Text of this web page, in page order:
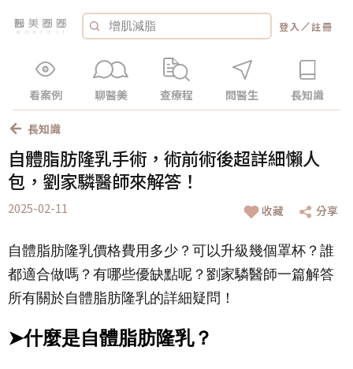
登入 ／註冊
看案例 聊醫美 查療程 問醫生 長知識
長知識
自體脂肪隆乳手術，術前術後超詳細懶人
包，劉家驎醫師來解答！
2025-02-11 收藏 分享
自體脂肪隆乳價格費用多少？可以升級幾個罩杯？誰
都適合做嗎？有哪些優缺點呢？劉家驎醫師一篇解答
所有關於自體脂肪隆乳的詳細疑問！
➤什麼是自體脂肪隆乳？